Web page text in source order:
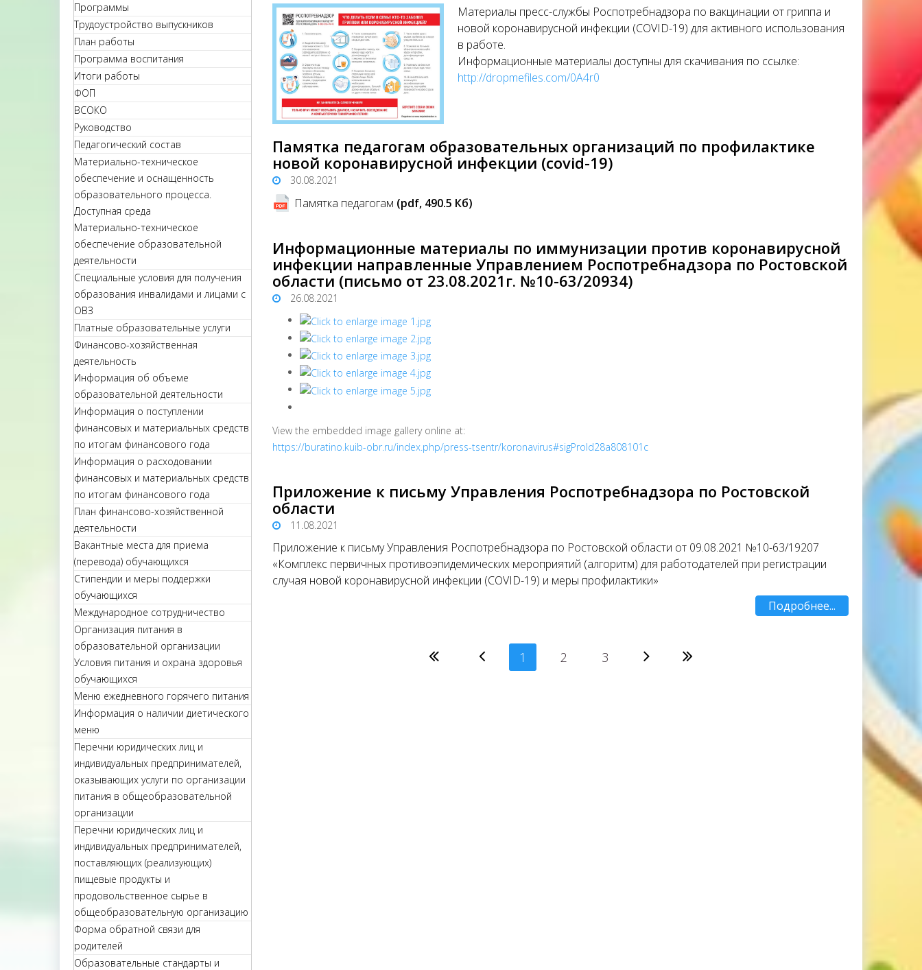
Программы
Трудоустройство выпускников
План работы
Программа воспитания
Итоги работы
ФОП
ВСОКО
Руководство
Педагогический состав
Материально-техническое
обеспечение и оснащенность
образовательного процесса.
Доступная среда
Материально-техническое
обеспечение образовательной
деятельности
Специальные условия для получения
образования инвалидами и лицами с
ОВЗ
Платные образовательные услуги
Финансово-хозяйственная
деятельность
Информация об объеме
образовательной деятельности
Информация о поступлении
финансовых и материальных средств
по итогам финансового года
Информация о расходовании
финансовых и материальных средств
по итогам финансового года
План финансово-хозяйственной
деятельности
Вакантные места для приема
(перевода) обучающихся
Стипендии и меры поддержки
обучающихся
Международное сотрудничество
Организация питания в
образовательной организации
Условия питания и охрана здоровья
обучающихся
Меню ежедневного горячего питания
Информация о наличии диетического
меню
Перечни юридических лиц и
индивидуальных предпринимателей,
оказывающих услуги по организации
питания в общеобразовательной
организации
Перечни юридических лиц и
индивидуальных предпринимателей,
поставляющих (реализующих)
пищевые продукты и
продовольственное сырье в
общеобразовательную организацию
Форма обратной связи для
родителей
Образовательные стандарты и
Материалы пресс-службы Роспотребнадзора по вакцинации от гриппа и
новой коронавирусной инфекции (COVID-19) для активного использования
в работе.
Информационные материалы доступны для скачивания по ссылке:
http://dropmefiles.com/0A4r0
Памятка педагогам образовательных организаций по профилактике
новой коронавирусной инфекции (covid-19)
30.08.2021
Памятка педагогам (pdf, 490.5 Кб)
Информационные материалы по иммунизации против коронавирусной
инфекции направленные Управлением Роспотребнадзора по Ростовской
области (письмо от 23.08.2021г. №10-63/20934)
26.08.2021
View the embedded image gallery online at:
https://buratino.kuib-obr.ru/index.php/press-tsentr/koronavirus#sigProId28a808101c
Приложение к письму Управления Роспотребнадзора по Ростовской
области
11.08.2021
Приложение к письму Управления Роспотребнадзора по Ростовской области от 09.08.2021 №10-63/19207
«Комплекс первичных противоэпидемических мероприятий (алгоритм) для работодателей при регистрации
случая новой коронавирусной инфекции (COVID-19) и меры профилактики»
Подробнее...
1 2 3